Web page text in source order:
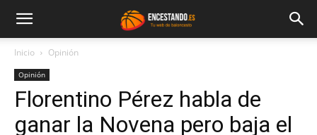
Inicio Opinión
Opinión
Florentino Pérez habla de
ganar la Novena pero baja el